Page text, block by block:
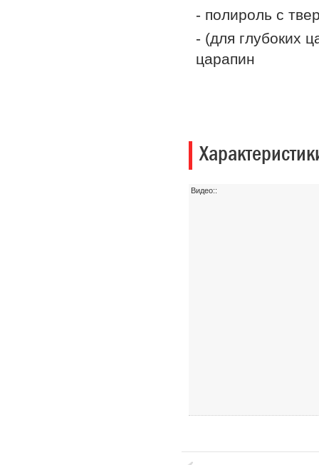
- полироль с
- (для глубоких
царапин
Видео::